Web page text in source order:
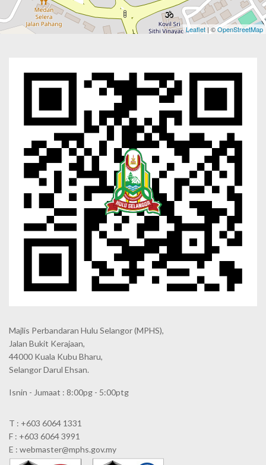
Leaflet | ©OpenStreetMap
Majlis Perbandaran Hulu Selangor (MPHS),
Jalan Bukit Kerajaan,
44000 Kuala Kubu Bharu,
Selangor Darul Ehsan.
Isnin - Jumaat : 8:00pg - 5:00ptg
T : +603 6064 1331
F : +603 6064 3991
E : webmaster@mphs.gov.my